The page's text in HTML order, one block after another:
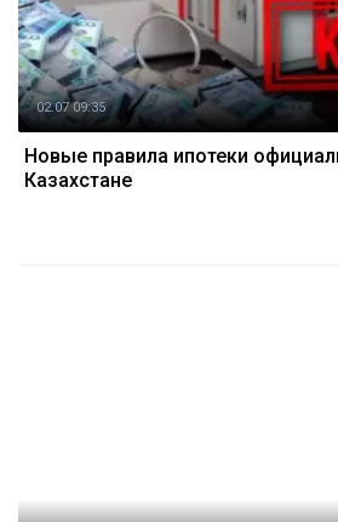
02.07 09:35
Новые правила ипотеки
Казахстане